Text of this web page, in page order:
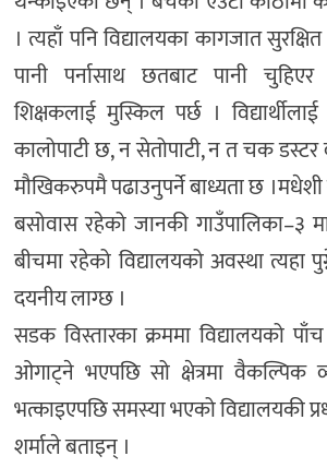
। त्यहाँ पनि विद्यालयका कागजात
पानी पर्नासाथ छतबाट पानी
शिक्षकलाई मुस्किल पर्छ ।
कालोपाटी छ, न सेतोपाटी, न त चक डस्टर
मौखिकरुपमै पढाउनुपर्ने बाध्यता छ
बसोवास रहेको जानकी गाउँपालिका–३
बीचमा रहेको विद्यालयको अवस्था त्यहा
दयनीय लाग्छ ।
सडक विस्तारका क्रममा विद्यालयको
ओगाट्ने भएपछि सो क्षेत्रमा वैकल्पिक
भत्काइएपछि समस्या भएको विद्यालयकी
शर्माले बताइन् ।